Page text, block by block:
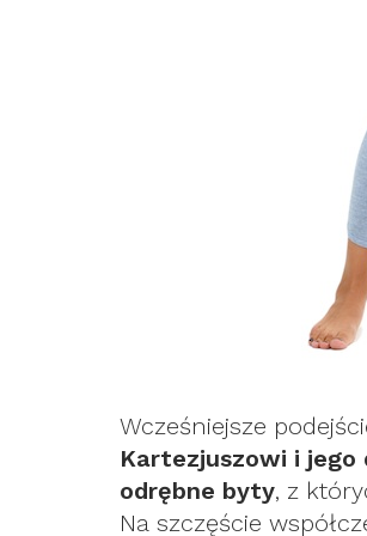
Wcześniejsze
Kartezjuszowi i jego
odrębne byty, z
Na szczęście